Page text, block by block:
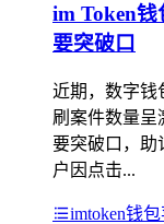
im Token
要突破口
近期，数字钱
刷案件数量呈
要突破口，助
户因点击...
imtoken钱